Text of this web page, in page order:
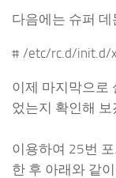
다음에는 슈퍼
# /etc/rc.d/init.d/
이제 마지막으로
었는지 확인해
이용하여 25번
한 후 아래와 같